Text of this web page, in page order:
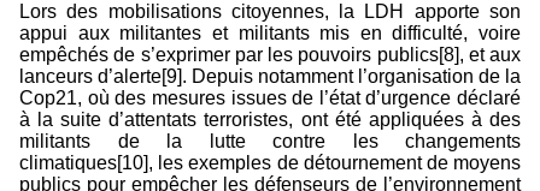
Lors des mobilisations citoyennes, la LDH apporte son
appui aux militantes et militants mis en difficulté, voire
empêchés de s’exprimer par les pouvoirs publics[8], et aux
lanceurs d’alerte[9]. Depuis notamment l’organisation de la
Cop21, où des mesures issues de l’état d’urgence déclaré
à la suite d’attentats terroristes, ont été appliquées à des
militants de la lutte contre les changements
climatiques[10], les exemples de détournement de moyens
publics pour empêcher les défenseurs de l’environnement